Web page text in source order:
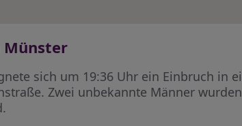
Münster
sich um 19:36 Uhr ein Einbruch in
Zwei unbekannte Männer